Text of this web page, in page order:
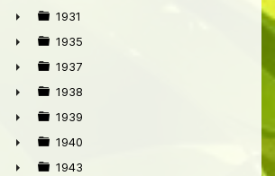
►
►
1931
►
1935
►
1937
►
1938
►
1939
►
1940
1943